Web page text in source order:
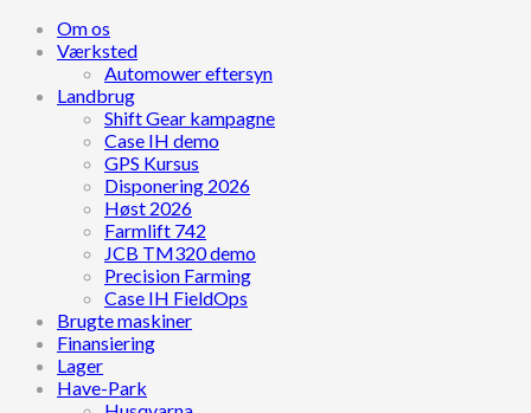
Om os
Værksted
Automower eftersyn
Landbrug
Shift Gear kampagne
Case IH demo
GPS Kursus
Disponering 2026
Høst 2026
Farmlift 742
JCB TM320 demo
Precision Farming
Case IH FieldOps
Brugte maskiner
Finansiering
Lager
Have-Park